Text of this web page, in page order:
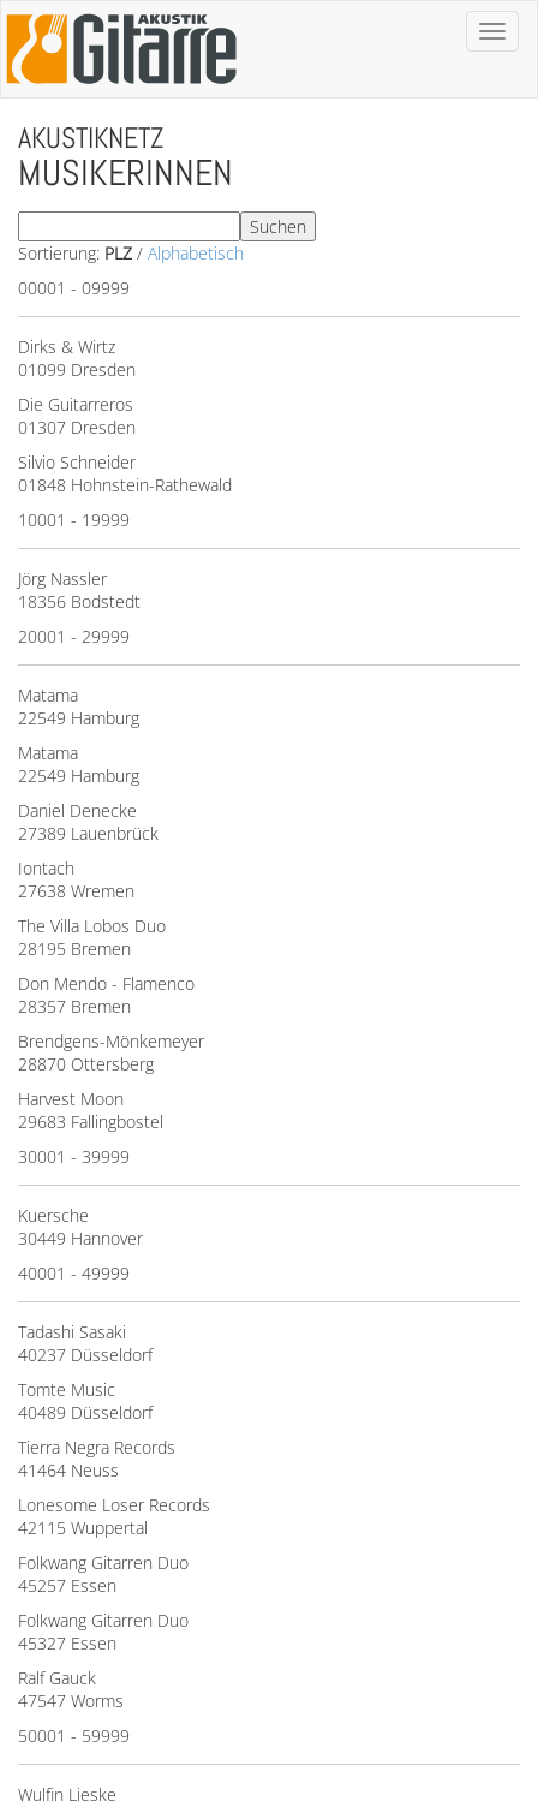
Toggle
AKUSTIKNETZ
MUSIKERINNEN
Sortierung: PLZ / Alphabetisch
00001 - 09999
Dirks & Wirtz
01099 Dresden
Die Guitarreros
01307 Dresden
Silvio Schneider
01848 Hohnstein-Rathewald
10001 - 19999
Jörg Nassler
18356 Bodstedt
20001 - 29999
Matama
22549 Hamburg
Matama
22549 Hamburg
Daniel Denecke
27389 Lauenbrück
Iontach
27638 Wremen
The Villa Lobos Duo
28195 Bremen
Don Mendo - Flamenco
28357 Bremen
Brendgens-Mönkemeyer
28870 Ottersberg
Harvest Moon
29683 Fallingbostel
30001 - 39999
Kuersche
30449 Hannover
40001 - 49999
Tadashi Sasaki
40237 Düsseldorf
Tomte Music
40489 Düsseldorf
Tierra Negra Records
41464 Neuss
Lonesome Loser Records
42115 Wuppertal
Folkwang Gitarren Duo
45257 Essen
Folkwang Gitarren Duo
45327 Essen
Ralf Gauck
47547 Worms
50001 - 59999
Wulfin Lieske